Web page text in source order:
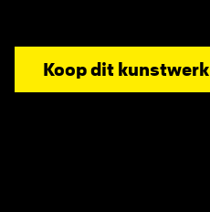
Koop dit kunstwerk